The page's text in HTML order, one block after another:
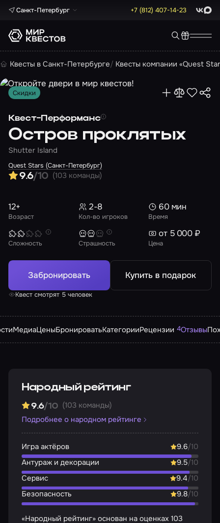
Санкт-Петербург +7 (812) 407-14-23 Max
Квесты в Санкт-Петербурге Квесты компании «Quest
Скидки
Квест-Перформанс
Остров проклятых
Shutter Island
Quest Stars (Санкт-Петербург)
9.6/10 (103 команды)
Возраст
12+
Кол-во игроков
2-8
Время
60 мин
Сложность Страшность Цена
от 5 000 ₽
Забронировать Купить в подарок
Квест смотрят 5 человек
МедиаЦеныБронироватьКатегорииРецензии 4Отзывы
Народный рейтинг
9.6/10 (103 команды)
Подробнее о народном рейтинге
Игра актёров 9.6/10
Антураж и декорации
9.5/10
Сервис
9.4/10
Безопасность
9.8/10
«Народный рейтинг» основан на оценках 103